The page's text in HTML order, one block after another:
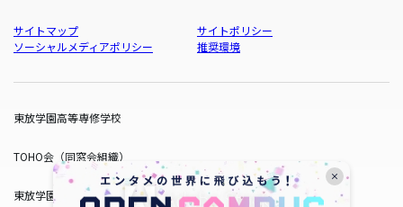
サイトマップ
サイトポリシー
ソーシャルメディアポリシー
推奨環境
東放学園高等専修学校
TOHO会（同窓会組織）
東放学園サービス